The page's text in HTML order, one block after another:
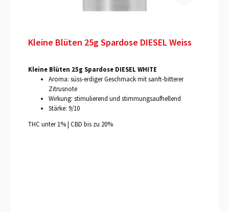
Kleine Blüten 25g Spardose DIESEL Weiss
Kleine Blüten 25g Spardose DIESEL WHITE
Aroma: süss-erdiger Geschmack mit sanft-bitterer
Zitrusnote
Wirkung: stimulierend und stimmungsaufhellend
Stärke: 9/10
THC unter 1% | CBD bis zu 20%